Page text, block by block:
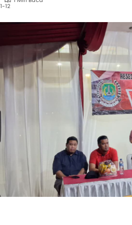
12